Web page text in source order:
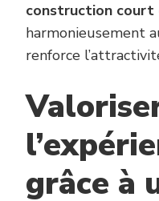
construction court
harmonieusement
renforce
grâce à